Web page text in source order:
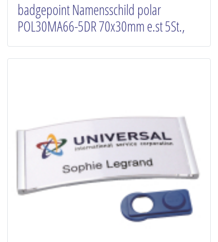
badgepoint Namensschild polar
POL30MA66-5DR 70x30mm e.st 5St.,